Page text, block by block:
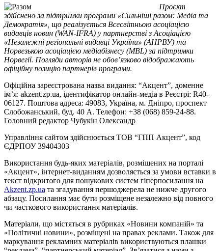
Проєкт
здійснено за підтримки програми «Сильніші разом: Медіа та
Демократія», що реалізується Всесвітньою асоціацією
видавців новин (WAN-IFRA) у партнерстві з Асоціацією
«Незалежні регіональні видавці України» (АНРВУ) та
Норвезькою асоціацією медіабізнесу (MBL) за підтримки
Норвегії. Погляди авторів не обов’язково відображають
офіційну позицію партнерів програми.
Офіційна зареєстрована назва видання: “Акцент”, доменне
ім’я: akzent.zp.ua, ідентифікатор онлайн-медіа в Реєстрі: R40-
06127. Поштова адреса: 49083, Україна, м. Дніпро, проспект
Слобожанський, буд. 40 А. Телефон: +38 (068) 859-24-88.
Головний редактор Чубукін Олександр
Управління сайтом здійснюється ТОВ “ГПП Акцент”, код
ЄДРПОУ 39404303
Використання будь-яких матеріалів, розміщених на порталі
«Акцент», інтернет-виданням дозволяється за умови вставки в
текст відкритого для пошукових систем гіперпосилання на
Akzent.zp.ua та згадування першоджерела не нижче другого
абзацу. Посилання має бути розміщене незалежно від повного
чи часткового використання матеріалів.
Матеріали, що містяться в рубриках «Новини компаній» та
«Політичні новини», розміщені на правах реклами. Також для
маркування рекламних матеріалів використвуються плашки